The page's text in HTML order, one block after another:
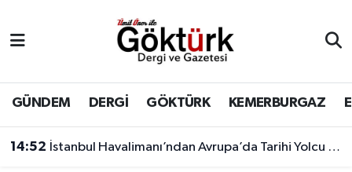
GÜNDEM DERGİ GÖKTÜRK KEMERBURGAZ
14:52 İstanbul Havalimanı’ndan Avrupa’da Tarihi Yolcu Rekoru
BİLİM
DERGİ
Eyüpsultan Hava Durumu
Eyüpsultan Trafik Yoğunluk Haritası
Süper Lig Puan Durumu ve Fikstür